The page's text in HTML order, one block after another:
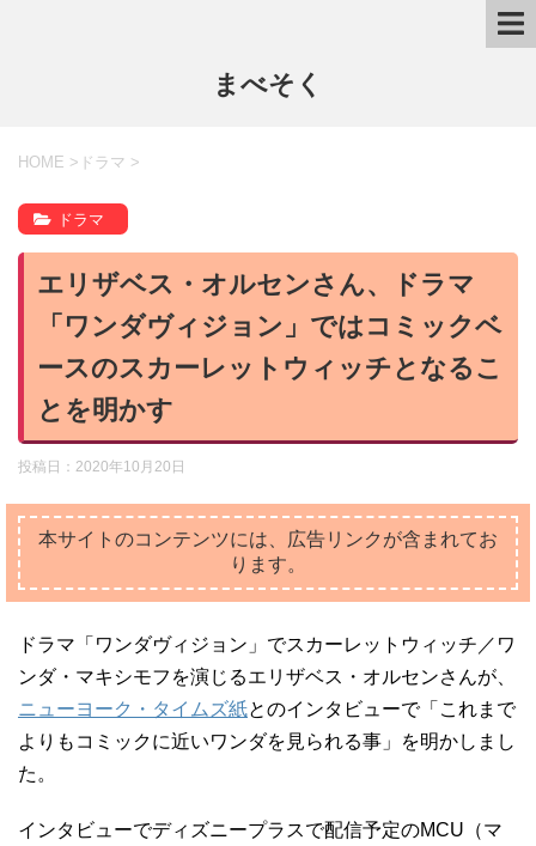
まべそく
HOME > ドラマ >
ドラマ
エリザベス・オルセンさん、ドラマ
「ワンダヴィジョン」ではコミックベ
ースのスカーレットウィッチとなるこ
とを明かす
投稿日： 2020年10月20日
本サイトのコンテンツには、広告リンクが含まれてお
ります。
ドラマ「ワンダヴィジョン」でスカーレットウィッチ／ワ
ンダ・マキシモフを演じるエリザベス・オルセンさんが、
ニューヨーク・タイムズ紙とのインタビューで「これまで
よりもコミックに近いワンダを見られる事」を明かしまし
た。
インタビューでディズニープラスで配信予定のMCU（マ